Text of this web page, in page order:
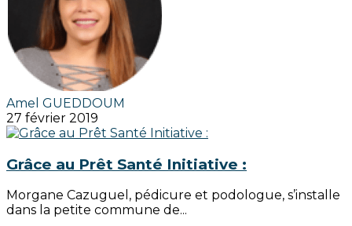
Amel GUEDDOUM
27 février 2019
Grâce au Prêt Santé Initiative :
Morgane Cazuguel, pédicure et podologue, s’installe
dans la petite commune de...